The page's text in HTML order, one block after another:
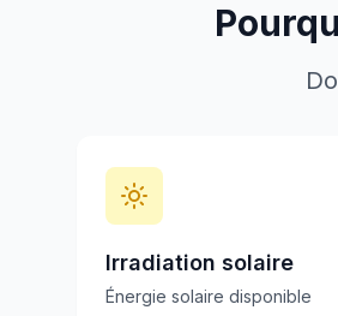
Irradiation solaire
Énergie solaire disponible